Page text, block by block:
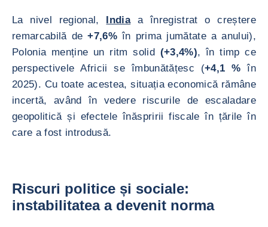
La nivel regional, Indiaa înregistrat o creștere
remarcabilă de+7,6%în prima jumătate a anului),
Polonia menține un ritm solid (+3,4%), în timp ce
perspectivele Africii se îmbunătățesc (+4,1 %în
2025). Cu toate acestea, situația economică rămâne
incertă, având în vedere riscurile de escaladare
geopolitică și efectele înăspririi fiscale în țările în
care a fost introdusă.
Riscuri politice și sociale:
instabilitatea a devenit norma